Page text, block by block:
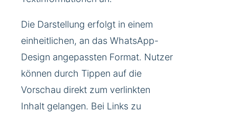
Die Darstellung erfolgt in einem
einheitlichen, an das WhatsApp-
Design angepassten Format. Nutzer
können durch Tippen auf die
Vorschau direkt zum verlinkten
Inhalt gelangen. Bei Links zu